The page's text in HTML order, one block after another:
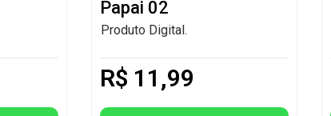
Papai 02
Produto Digital.
R$ 11,99